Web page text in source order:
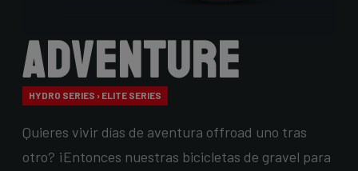
Adventure
HYDRO SERIES › ELITE SERIES
Quieres vivir días de aventura offroad uno tras
otro? ¡Entonces nuestras bicicletas de gravel para